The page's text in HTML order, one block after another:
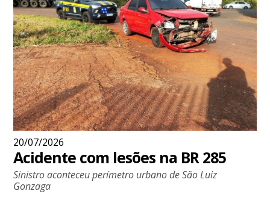
20/07/2026
Acidente com lesões na BR 285
Sinistro aconteceu perímetro urbano de São Luiz
Gonzaga